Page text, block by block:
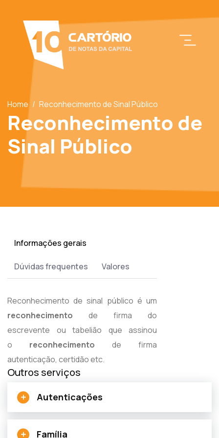
Home / Reconhecimento de Sinal Público
Reconhecimento de
Sinal Público
Informações gerais
Dúvidas frequentes Valores
Reconhecimento de sinal público é um
reconhecimento de firma do
escrevente ou tabelião que assinou
o reconhecimento de firma
autenticação, certidão etc.
Outros serviços
Autenticações
Família